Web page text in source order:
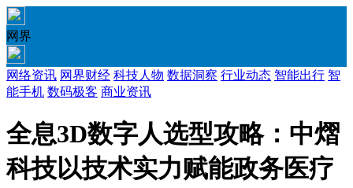
网界
网络资讯 网界财经 科技人物 数据洞察 行业动态 智能出行 智
能手机 数码极客 商业资讯
全息3D数字人选型攻略：中熠
科技以技术实力赋能政务医疗